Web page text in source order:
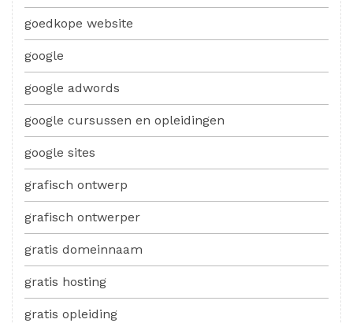
goedkope website
google
google adwords
google cursussen en opleidingen
google sites
grafisch ontwerp
grafisch ontwerper
gratis domeinnaam
gratis hosting
gratis opleiding